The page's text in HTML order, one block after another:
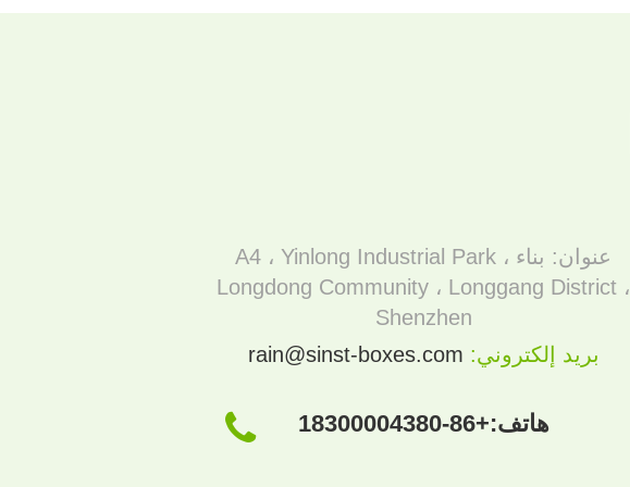
عنوان: بناء A4 ، Yinlong Industrial Park ،
Longdong Community ، Longgang District ،
Shenzhen
بريد إلكتروني: rain@sinst-boxes.com
هاتف:+86-18300004380